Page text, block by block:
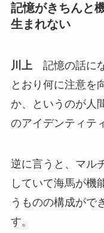
記憶がきちんと
生まれない
川上記憶の話にな
とおり何に注意を
か、というのが人
のアイデンティテ
逆に言うと、マル
していて海馬が機
うものの構成がで
す。